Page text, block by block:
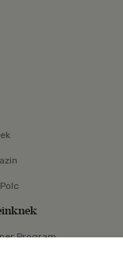
×
Program